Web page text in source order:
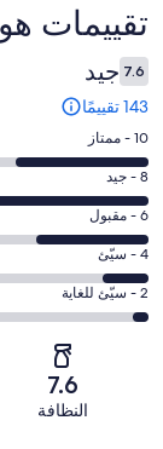
التقييمات
تقييمات ⁦هوتلي سودانكيلا⁩
7.6 جيد
143 تقييمًا
درجة
التصنيف
10
-
ممتاز.
37
من
أصل
10 - ممتاز
درجة
التصنيف
8
-
جيد.
56
8 - جيد
درجة
التصنيف
6
-
مقبول.
6 - مقبول
درجة
التصنيف
4
4 - سيّئ
درجة
التصنيف
2 - سيّئ للغاية
7.6
النظافة